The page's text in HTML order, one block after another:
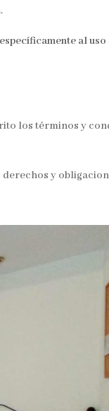
al uso
los términos y
y